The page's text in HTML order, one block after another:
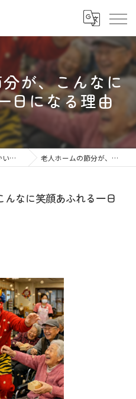
が、こんなに
日になる理由
人のブログ 老人ホームの節分が、こんなに笑顔あふれる一日になる理由
なに笑顔あふれる一日